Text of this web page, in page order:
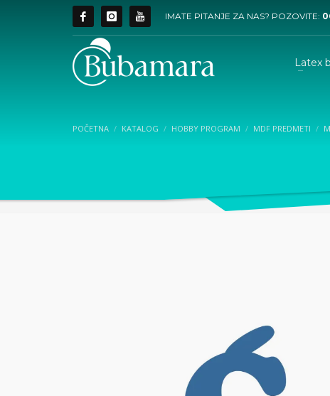
IMATE PITANJE ZA NAS? POZOVITE:
Latex
POČETNA KATALOG HOBBY PROGRAM MDF PREDMETI